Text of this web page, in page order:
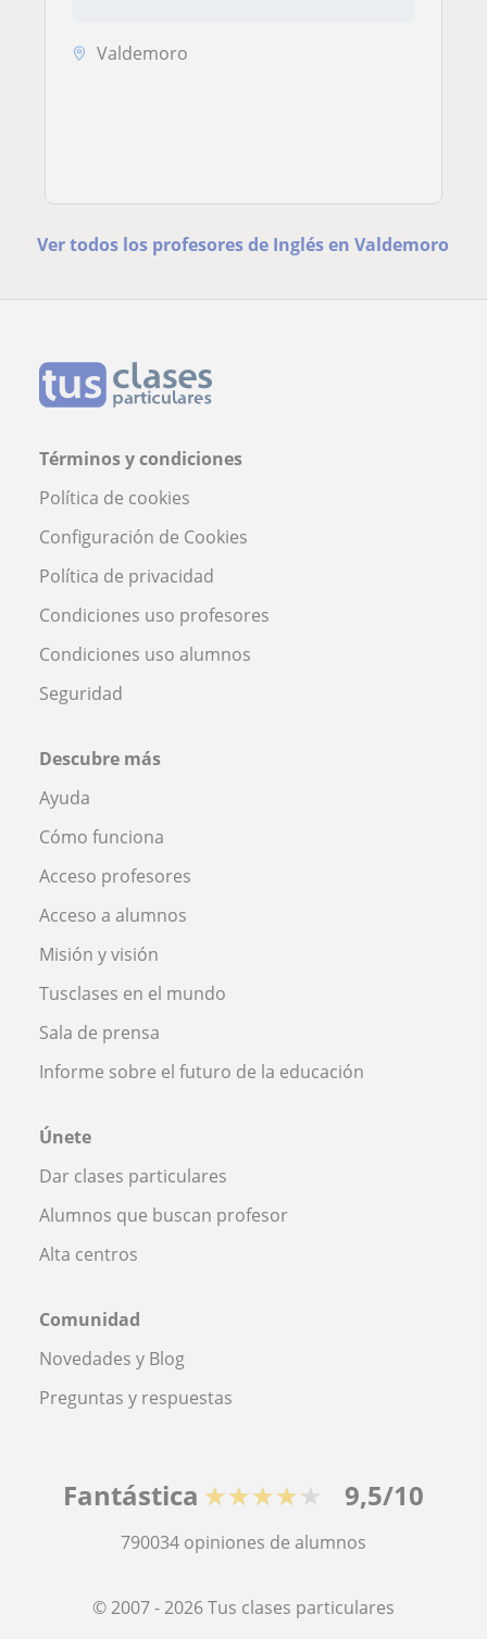
Valdemoro
Ver todos los profesores de Inglés en Valdemoro
Términos y condiciones
Política de cookies
Configuración de Cookies
Política de privacidad
Condiciones uso profesores
Condiciones uso alumnos
Seguridad
Descubre más
Ayuda
Cómo funciona
Acceso profesores
Acceso a alumnos
Misión y visión
Tusclases en el mundo
Sala de prensa
Informe sobre el futuro de la educación
Únete
Dar clases particulares
Alumnos que buscan profesor
Alta centros
Comunidad
Novedades y Blog
Preguntas y respuestas
Fantástica ★★★★★ 9,5/10
790034 opiniones de alumnos
© 2007 - 2026 Tus clases particulares